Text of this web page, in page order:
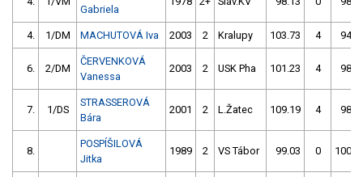
Gabriela
4. 1/DM MACHUTOVÁ Iva 2003 2 Kralupy 103.73 4
6. 2/DM
ČERVENKOVÁ
Vanessa
2003 2 USK Pha 101.23 4
7. 1/DS
STRASSEROVÁ
Bára
2001 2 L.Žatec 109.19 4
8.
POSPÍŠILOVÁ
Jitka
1989 2 VS Tábor 99.03 0